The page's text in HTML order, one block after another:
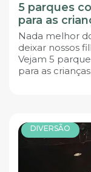
5 parques
para as
Nada melhor
deixar nossos
Vejam 5
para as
DIVERSÃO